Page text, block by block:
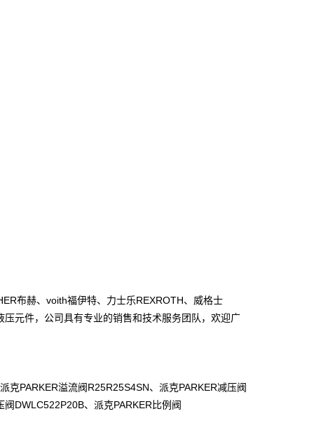
布赫、 voith福伊特、力士乐REXROTH、威格士
压元件，公司具有专业的销售和技术服务团队，欢迎广
克PARKER溢流阀 R25R25S4SN、派克PARKER减压阀
阀 DWLC522P20B、派克PARKER比例阀